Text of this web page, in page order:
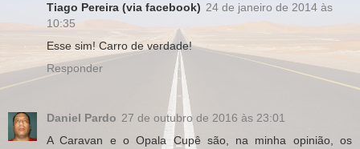
Tiago Pereira (via facebook) 24 de janeiro de 2014 às
10:35
Esse sim! Carro de verdade!
Responder
Daniel Pardo 27 de outubro de 2016 às 23:01
A Caravan e o Opala Cupê são, na minha opinião, os